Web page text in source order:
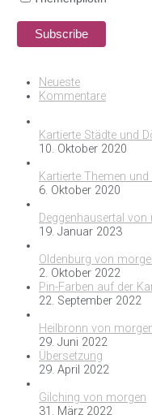
Neueste
Kommentare
Kartierte Städte und
10. Oktober 2020
Kartierte Themen und
6. Oktober 2020
Deggenhausertal von
19. Januar 2023
Oldenburg von
2. Oktober 2022
Pin-Farben auf der
22. September 2022
Heilbronn von
29. Juni 2022
Übersetzung
29. April 2022
Gilching von morgen
31. März 2022